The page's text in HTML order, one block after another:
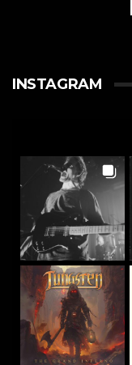
INSTAGRAM